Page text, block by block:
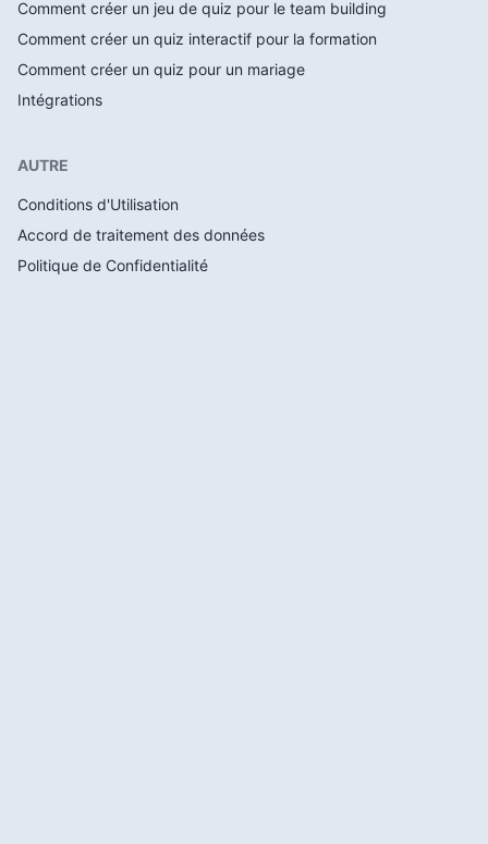
Comment créer un jeu de quiz pour le team building
Comment créer un quiz interactif pour la formation
Comment créer un quiz pour un mariage
Intégrations
AUTRE
Conditions d'Utilisation
Accord de traitement des données
Politique de Confidentialité